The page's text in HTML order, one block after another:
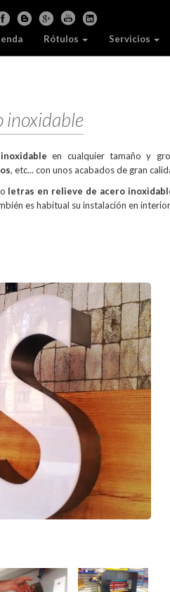
Rótulos Servicios
inoxidable
en cualquier tamaño y
, etc... con unos acabados de gran
o letras en relieve de acero
es habitual su instalación en